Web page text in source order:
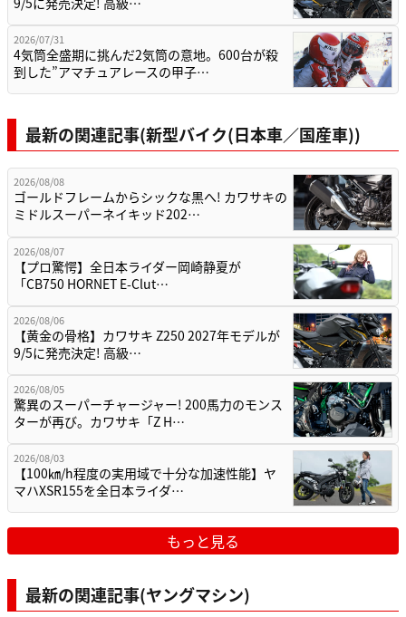
2026/07/31
4気筒全盛期に挑んだ2気筒の意地。600台が殺
到した”アマチュアレースの甲子…
最新の関連記事(新型バイク(日本車／国産車))
2026/08/08
ゴールドフレームからシックな黒へ! カワサキの
ミドルスーパーネイキッド202…
2026/08/07
【プロ驚愕】全日本ライダー岡崎静夏が
「CB750 HORNET E-Clut…
2026/08/06
【黄金の骨格】カワサキ Z250 2027年モデルが
9/5に発売決定! 高級…
2026/08/05
驚異のスーパーチャージャー! 200馬力のモンス
ターが再び。カワサキ「Z H…
2026/08/03
【100㎞/h程度の実用域で十分な加速性能】ヤ
マハXSR155を全日本ライダ…
もっと見る
最新の関連記事(ヤングマシン)